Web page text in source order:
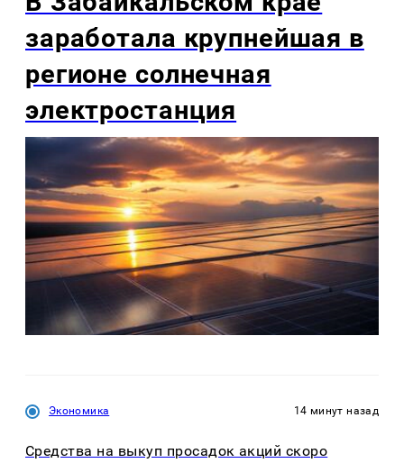
заработала крупнейшая в
регионе солнечная
электростанция
Экономика 14 минут назад
Средства на выкуп просадок акций скоро